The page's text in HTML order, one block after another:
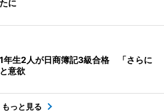
に
年生2人が日商簿記3級合格 「さらに
意欲
もっと見る